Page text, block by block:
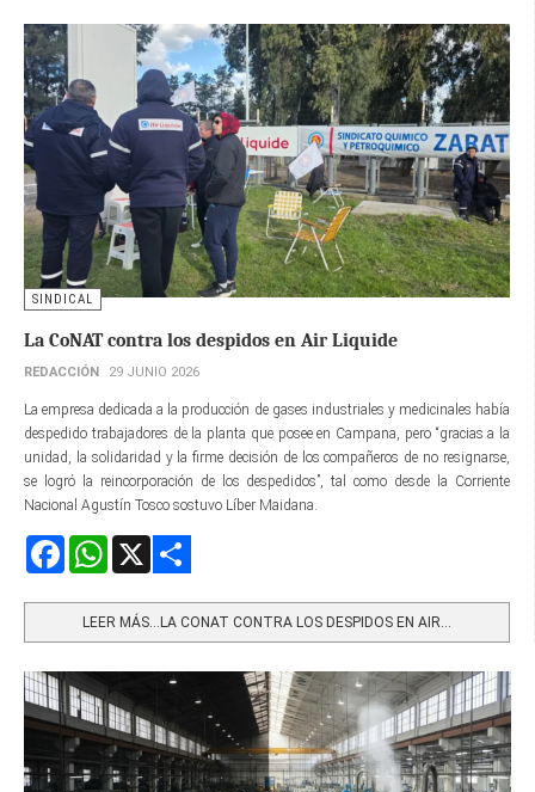
SINDICAL
La CoNAT contra los despidos en Air Liquide
REDACCIÓN 29 JUNIO 2026
La empresa dedicada a la producción de gases industriales y medicinales había
despedido trabajadores de la planta que posee en Campana, pero “gracias a la
unidad, la solidaridad y la firme decisión de los compañeros de no resignarse,
se logró la reincorporación de los despedidos”, tal como desde la Corriente
Nacional Agustín Tosco sostuvo Líber Maidana.
FacebookWhatsApp
LEER MÁS…LA CONAT CONTRA LOS DESPIDOS EN AIR...